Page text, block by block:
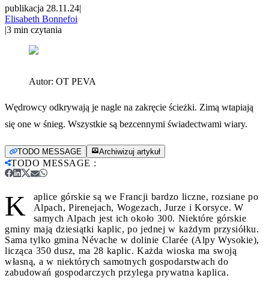
publikacja 28.11.24|
Elisabeth Bonnefoi
|3 min czytania
Autor: OT PEVA
Wędrowcy odkrywają je nagle na zakręcie ścieżki. Zimą wtapiają
się one w śnieg. Wszystkie są bezcennymi świadectwami wiary.
TODO MESSAGE Archiwizuj artykuł
TODO MESSAGE :
K
aplice górskie są we Francji bardzo liczne, rozsiane po
Alpach, Pirenejach, Wogezach, Jurze i Korsyce. W
samych Alpach jest ich około 300. Niektóre górskie
gminy mają dziesiątki kaplic, po jednej w każdym przysiółku.
Sama tylko gmina Névache w dolinie Clarée (Alpy Wysokie),
licząca 350 dusz, ma 28 kaplic. Każda wioska ma swoją
własną, a w niektórych samotnych gospodarstwach do
zabudowań gospodarczych przylega prywatna kaplica.